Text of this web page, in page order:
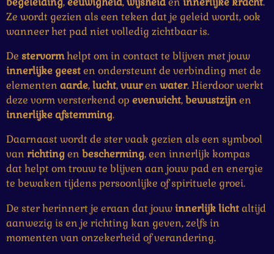
e
r
e
n
n n n n
Ze wordt gezien als een teken dat je geleid wordt, ook
wanneer het pad niet volledig zichtbaar is.
De stervormhelpt om in contact te blijven met jouw
innerlijke geesten ondersteunt de verbinding met de
elementen aarde,lucht,vuuren water. Hierdoor werkt
deze vorm versterkend op evenwicht,bewustzijnen
innerlijke afstemming.
Daarnaast wordt de ster vaak gezien als een symbool
van richting en bescherming, een innerlijk kompas
dat helpt om trouw te blijven aan jouw pad en energie
te bewaken tijdens persoonlijke of spirituele groei.
De ster herinnert je eraan dat jouwinnerlijk lichtaltijd
aanwezig is en je richting kan geven, zelfs in
momenten van onzekerheid of verandering.